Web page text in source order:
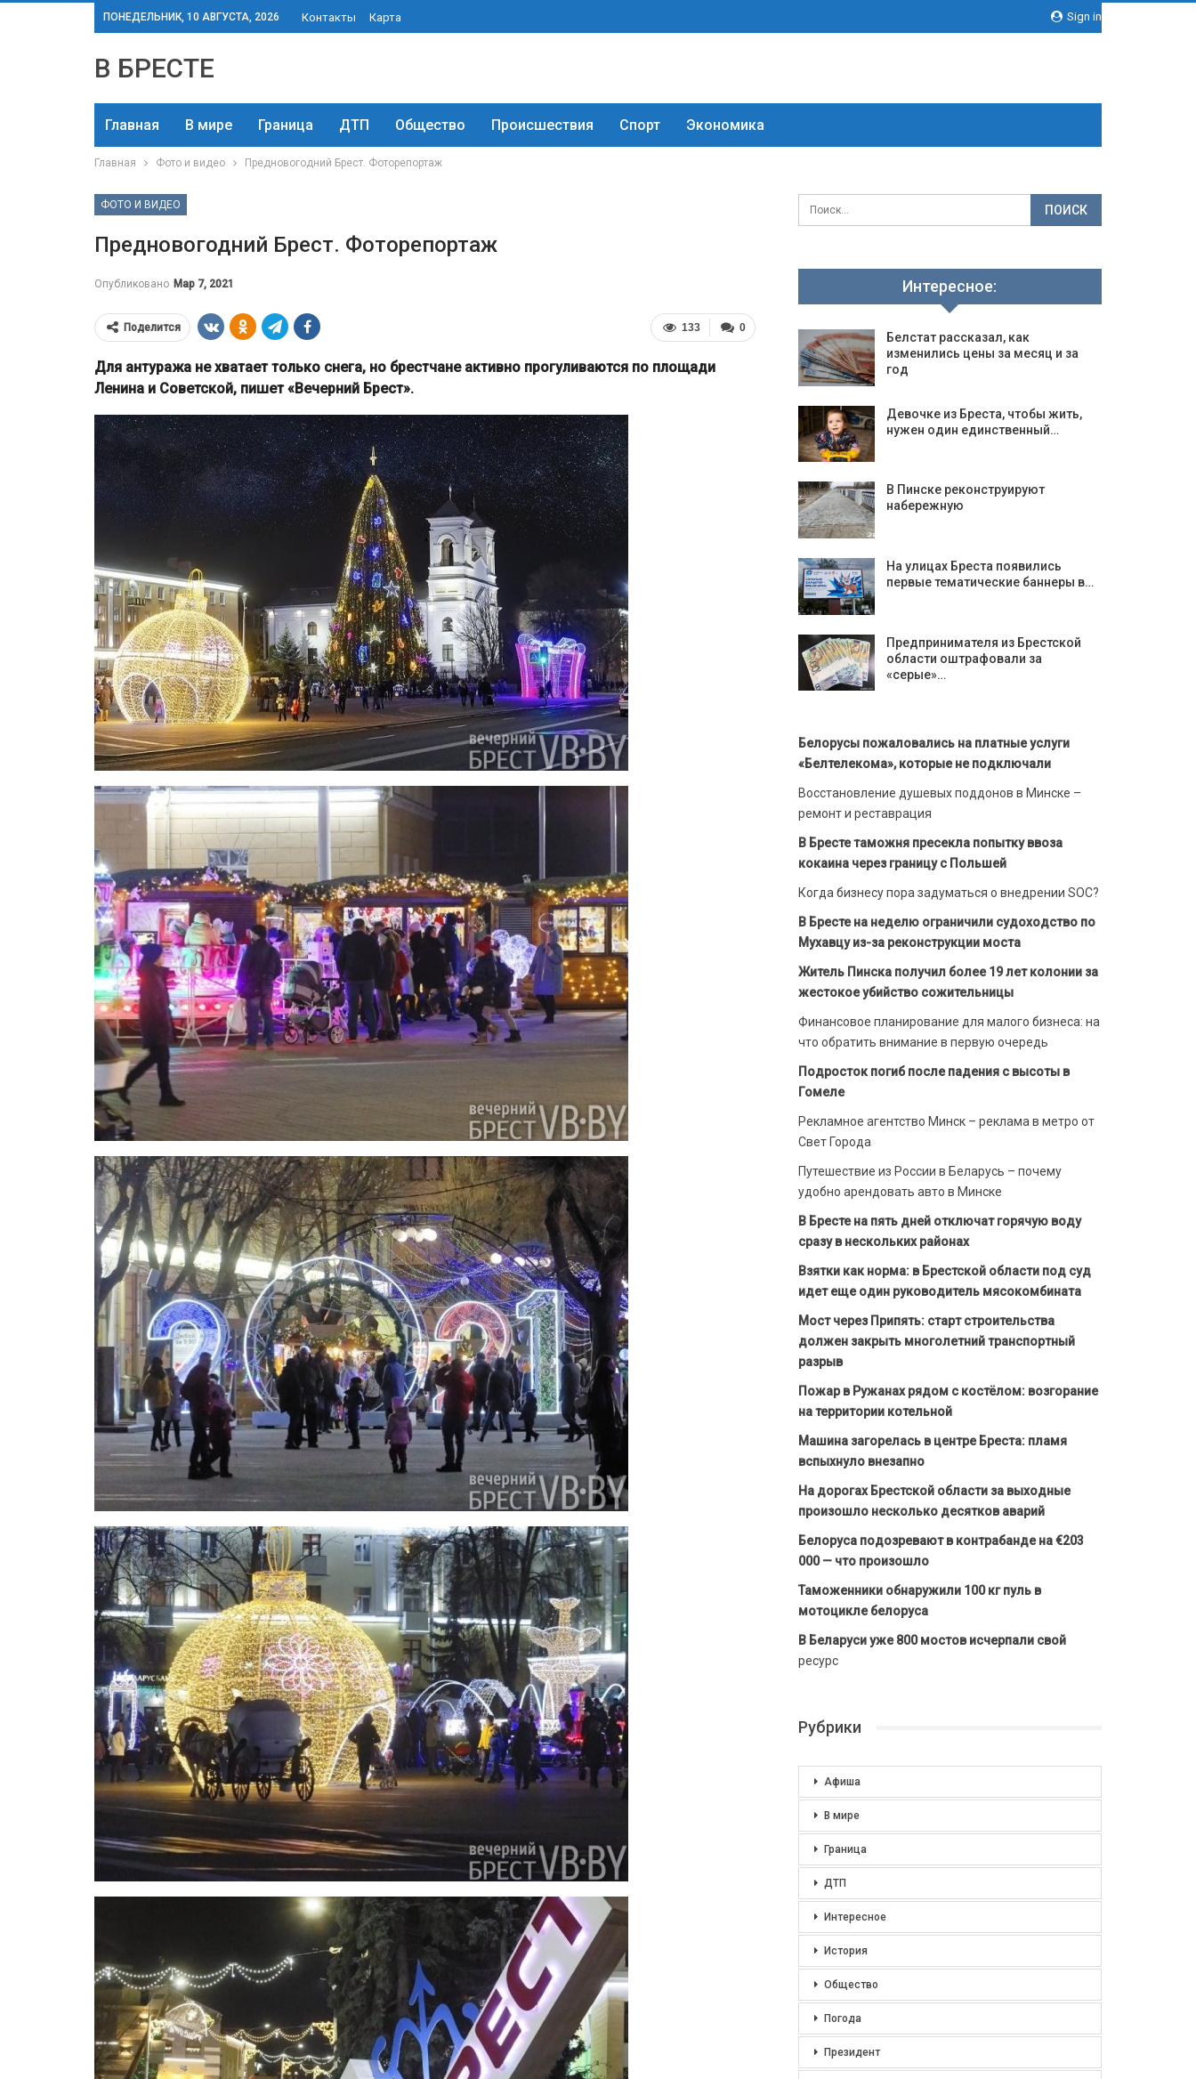
Sign in
ПОНЕДЕЛЬНИК, 10 АВГУСТА, 2026 Контакты Карта
В БРЕСТЕ
Главная В мире Граница ДТП Общество Происшествия Спорт Экономика
Главная Фото и видео Предновогодний Брест. Фоторепортаж
ФОТО И ВИДЕО
Предновогодний Брест. Фоторепортаж
Опубликовано Мар 7, 2021
0
133
Поделится
Для антуража не хватает только снега, но брестчане активно прогуливаются по площади
Ленина и Советской, пишет «Вечерний Брест».
Интересное:
Белстат рассказал, как
изменились цены за месяц и за
год
Девочке из Бреста, чтобы жить,
нужен один единственный…
В Пинске реконструируют
набережную
На улицах Бреста появились
первые тематические баннеры в…
Предпринимателя из Брестской
области оштрафовали за
«серые»…
Белорусы пожаловались на платные услуги
«Белтелекома», которые не подключали
Восстановление душевых поддонов в Минске –
ремонт и реставрация
В Бресте таможня пресекла попытку ввоза
кокаина через границу с Польшей
Когда бизнесу пора задуматься о внедрении SOC?
В Бресте на неделю ограничили судоходство по
Мухавцу из-за реконструкции моста
Житель Пинска получил более 19 лет колонии за
жестокое убийство сожительницы
Финансовое планирование для малого бизнеса: на
что обратить внимание в первую очередь
Подросток погиб после падения с высоты в
Гомеле
Рекламное агентство Минск – реклама в метро от
Свет Города
Путешествие из России в Беларусь – почему
удобно арендовать авто в Минске
В Бресте на пять дней отключат горячую воду
сразу в нескольких районах
Взятки как норма: в Брестской области под суд
идет еще один руководитель мясокомбината
Мост через Припять: старт строительства
должен закрыть многолетний транспортный
разрыв
Пожар в Ружанах рядом с костёлом: возгорание
на территории котельной
Машина загорелась в центре Бреста: пламя
вспыхнуло внезапно
На дорогах Брестской области за выходные
произошло несколько десятков аварий
Белоруса подозревают в контрабанде на €203
000 — что произошло
Таможенники обнаружили 100 кг пуль в
мотоцикле белоруса
В Беларуси уже 800 мостов исчерпали свой
ресурс
Рубрики
Афиша
В мире
Граница
ДТП
Интересное
История
Общество
Погода
Президент